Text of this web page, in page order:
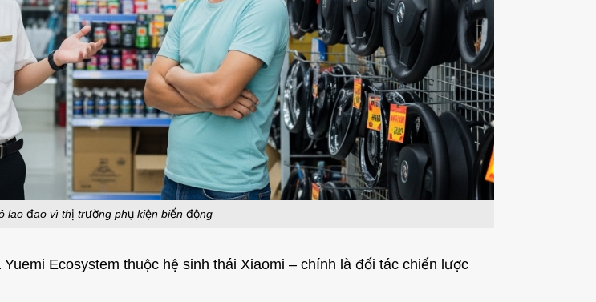
lao đao vì thị trường phụ kiện biến động
Ecosystem thuộc hệ sinh thái Xiaomi – chính là đối tác chiến lược